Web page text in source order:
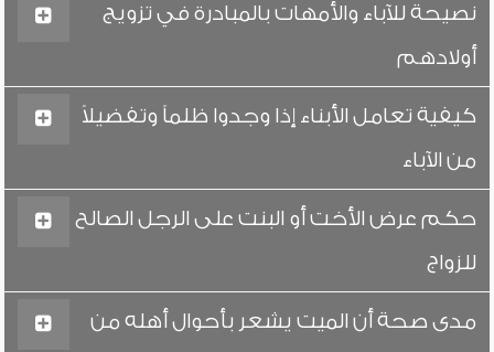
نصيحة للآباء والأمهات بالمبادرة في تزويج
أولادهم
كيفية تعامل الأبناء إذا وجدوا ظلماً وتفضيلاً
من الآباء
حكم عرض الأخت أو البنت على الرجل الصالح
للزواج
مدى صحة أن الميت يشعر بأحوال أهله من